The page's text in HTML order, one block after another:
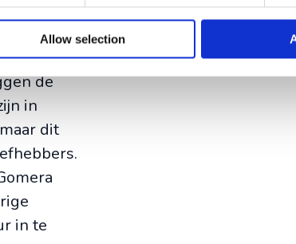
Allow selection
aanrader
de
in
dit
in te